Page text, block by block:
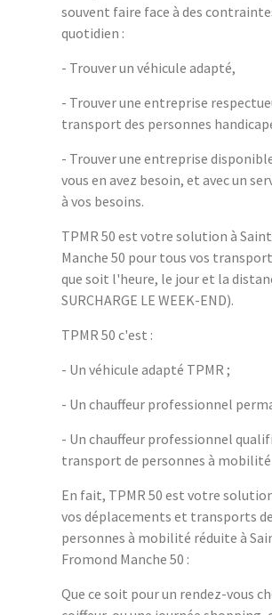
souvent faire face à des
quotidien :
- Trouver un véhicule adapté,
- Trouver une entreprise
transport des personnes
- Trouver une entreprise
vous en avez besoin, et avec un
à vos besoins.
TPMR 50 est votre solution à
Manche 50 pour tous vos
que soit l'heure, le jour et la
SURCHARGE LE WEEK-END).
TPMR 50 c'est :
- Un véhicule adapté TPMR ;
- Un chauffeur professionnel
- Un chauffeur professionnel
transport de personnes à
En fait, TPMR 50 est votre
vos déplacements et transports de
personnes à mobilité réduite à
Fromond Manche 50 :
Que ce soit pour un rendez-vous